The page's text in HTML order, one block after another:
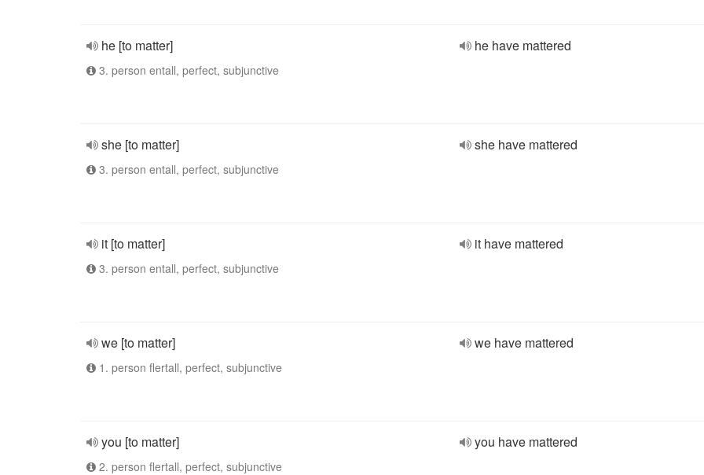
he [to matter]
3. person entall, perfect, subjunctive
he have mattered
she [to matter]
3. person entall, perfect, subjunctive
she have mattered
it [to matter]
3. person entall, perfect, subjunctive
it have mattered
we [to matter]
1. person flertall, perfect, subjunctive
we have mattered
you [to matter]
2. person flertall, perfect, subjunctive
you have mattered